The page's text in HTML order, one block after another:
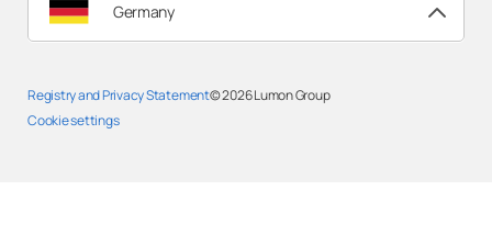
Germany
Registry and Privacy Statement
Cookie settings
© 2026Lumon Group